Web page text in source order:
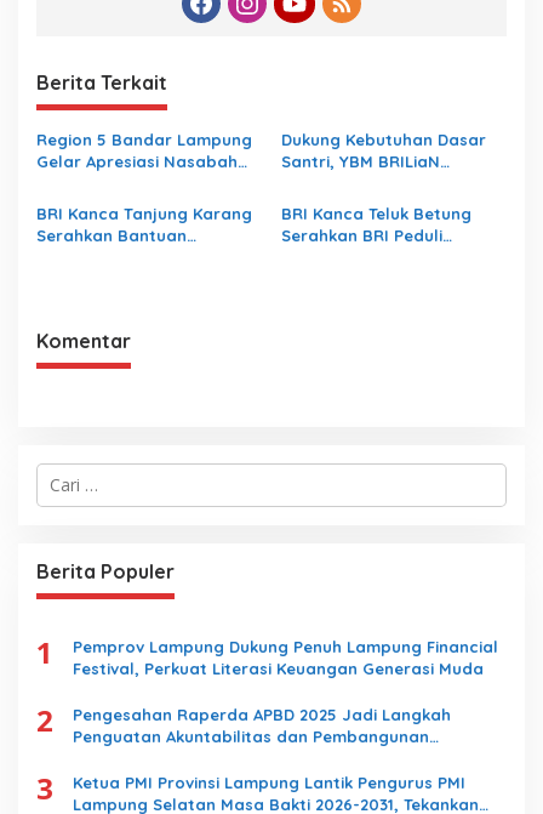
Berita Terkait
Region 5 Bandar Lampung
Gelar Apresiasi Nasabah
Prima bagi Purnabakti
Dukung Kebutuhan Dasar
Santri, YBM BRILiaN
untuk Pesantren di
Lampung Tengah
BRI Kanca Tanjung Karang
Serahkan Bantuan
BRI Kanca Teluk Betung
Serahkan BRI Peduli
Komentar
C
u
n
t
k
Berita Populer
1
Pemprov Lampung Dukung Penuh Lampung Financial
Festival, Perkuat Literasi Keuangan Generasi Muda
2
Pengesahan Raperda APBD 2025 Jadi Langkah
Penguatan Akuntabilitas dan Pembangunan
3
Ketua PMI Provinsi Lampung Lantik Pengurus PMI
Lampung Selatan Masa Bakti 2026-2031, Tekankan